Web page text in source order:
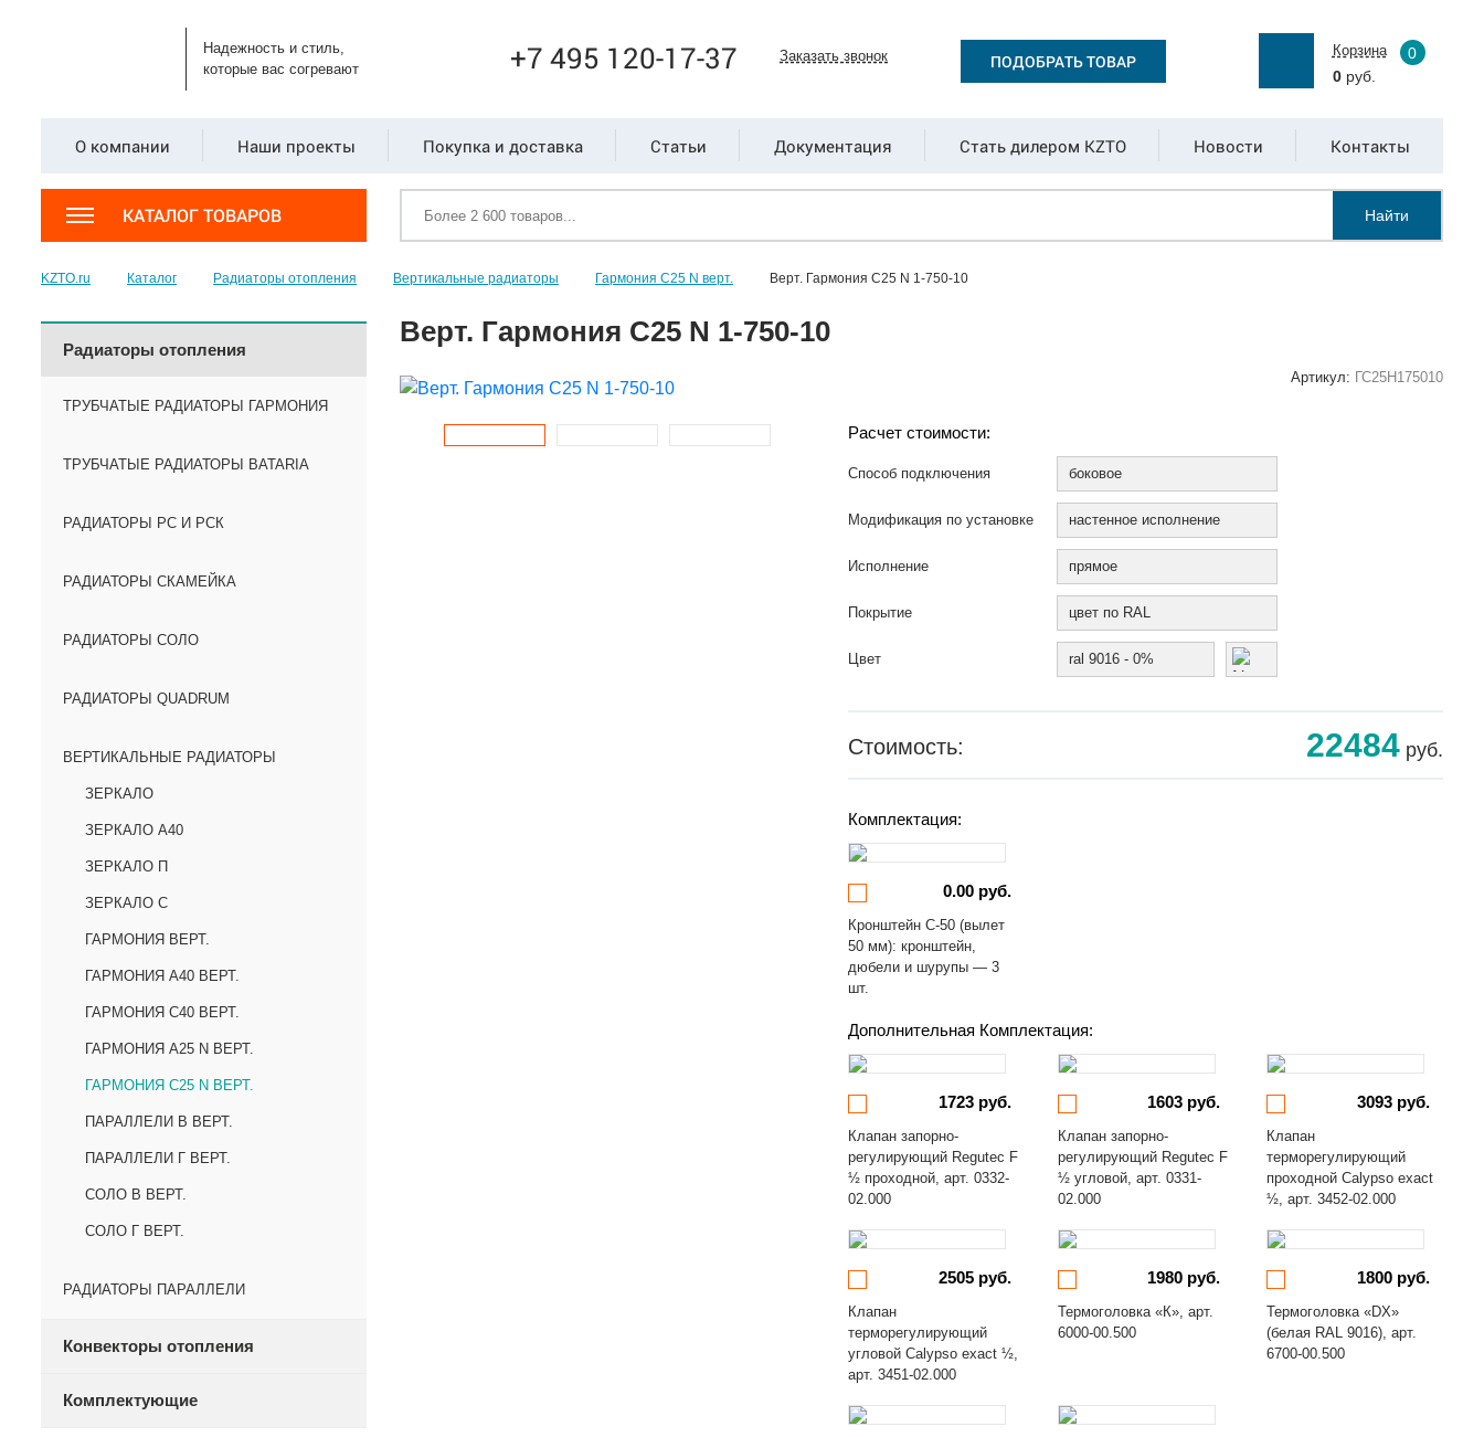
Надежность и стиль,
которые вас согревают
+7 495 120-17-37 Заказать звонок ПОДОБРАТЬ ТОВАР
Корзина
0
0руб.
О компании Наши проекты Покупка и доставка Статьи Документация Стать дилером KZTO Новости Контакты
КАТАЛОГ ТОВАРОВ Найти
KZTO.ru Каталог Радиаторы отопления Вертикальные радиаторы Гармония С25 N верт. Верт. Гармония С25 N 1-750-10
Радиаторы отопления
ТРУБЧАТЫЕ РАДИАТОРЫ ГАРМОНИЯ
ТРУБЧАТЫЕ РАДИАТОРЫ BATARIA
РАДИАТОРЫ РС И РСК
РАДИАТОРЫ СКАМЕЙКА
РАДИАТОРЫ СОЛО
РАДИАТОРЫ QUADRUM
ВЕРТИКАЛЬНЫЕ РАДИАТОРЫ
ЗЕРКАЛО
ЗЕРКАЛО А40
ЗЕРКАЛО П
ЗЕРКАЛО С
ГАРМОНИЯ ВЕРТ.
ГАРМОНИЯ А40 ВЕРТ.
ГАРМОНИЯ С40 ВЕРТ.
ГАРМОНИЯ А25 N ВЕРТ.
ГАРМОНИЯ С25 N ВЕРТ.
ПАРАЛЛЕЛИ В ВЕРТ.
ПАРАЛЛЕЛИ Г ВЕРТ.
СОЛО В ВЕРТ.
СОЛО Г ВЕРТ.
РАДИАТОРЫ ПАРАЛЛЕЛИ
Конвекторы отопления
Комплектующие
Верт. Гармония С25 N 1-750-10
Артикул: ГС25Н175010
Расчет стоимости:
Способ подключения боковое
Модификация по установке настенное исполнение
Исполнение прямое
Покрытие цвет по RAL
Цвет ral 9016 - 0%
Стоимость: 22484 руб.
Комплектация:
0.00 руб.
Кронштейн С-50 (вылет
50 мм): кронштейн,
дюбели и шурупы — 3
шт.
Дополнительная Комплектация:
1723 руб.
Клапан запорно-
регулирующий Regutec F
½ проходной, арт. 0332-
02.000
1603 руб.
Клапан запорно-
регулирующий Regutec F
½ угловой, арт. 0331-
02.000
3093 руб.
Клапан
терморегулирующий
проходной Calypso exact
½, арт. 3452-02.000
2505 руб.
Клапан
терморегулирующий
угловой Calypso exact ½,
арт. 3451-02.000
1980 руб.
Термоголовка «К», арт.
6000-00.500
1800 руб.
Термоголовка «DX»
(белая RAL 9016), арт.
6700-00.500